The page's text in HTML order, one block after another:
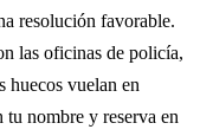
resolución favorable.
las oficinas de policía,
huecos vuelan en
tu nombre y reserva en